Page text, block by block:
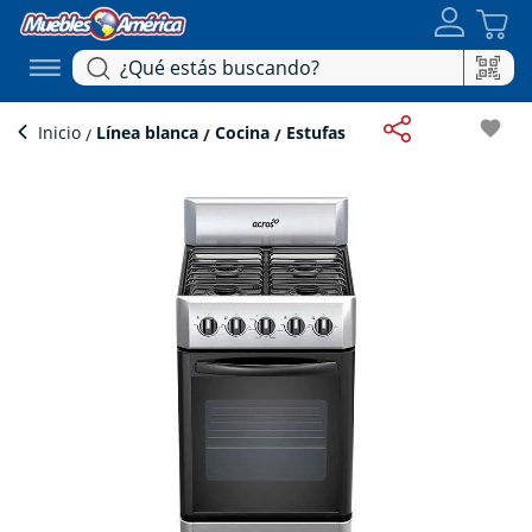
Inicio Línea blanca Cocina Estufas favorite